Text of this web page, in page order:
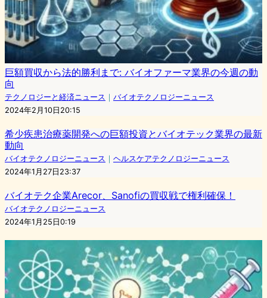
巨額買収から法的勝利まで: バイオファーマ業界の今週の動
向
テクノロジーと経済ニュース ｜ バイオテクノロジーニュース
2024年2月10日20:15
希少疾患治療薬開発への巨額投資とバイオテック業界の最新
動向
バイオテクノロジーニュース ｜ ヘルスケアテクノロジーニュース
2024年1月27日23:37
バイオテク企業Arecor、Sanofiの買収戦で権利確保！
バイオテクノロジーニュース
2024年1月25日0:19